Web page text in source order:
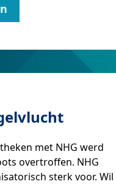
met NHG werd
overtroffen. NHG
sterk voor. Wil